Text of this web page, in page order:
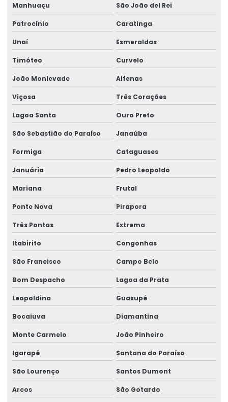
Impressão Rápida De Rótulos Personalizados
Impressora De Etiquetas Zebra
Impressora Termica
Impressora Térmica De Etiquetas
Impressora Térmica Etiqueta
Impressora Termica Zebra
Impressora Zebra
Impressora Zebra Etiqueta
Mini Impressora Termica
Onde Comprar Etiqueta Termica Para Impressão
Onde Comprar Etiqueta Térmica Para Logística
Produção De Etiquetas Adesivas Personalizadas
Produção Em Cartelas De Etiquetas Adesivas
Ribbon
Ribbon 110x300 Cera Resina
Ribbon 110x300 Com Alta Tecnologia
Manhuaçu São João del Rei
Patrocínio Caratinga
Unaí Esmeraldas
Timóteo Curvelo
João Monlevade Alfenas
Viçosa Três Corações
Lagoa Santa Ouro Preto
São Sebastião do Paraíso Janaúba
Formiga Cataguases
Januária Pedro Leopoldo
Mariana Frutal
Ponte Nova Pirapora
Três Pontas Extrema
Itabirito Congonhas
São Francisco Campo Belo
Bom Despacho Lagoa da Prata
Leopoldina Guaxupé
Bocaiuva Diamantina
Monte Carmelo João Pinheiro
Igarapé Santana do Paraíso
São Lourenço Santos Dumont
Arcos São Gotardo